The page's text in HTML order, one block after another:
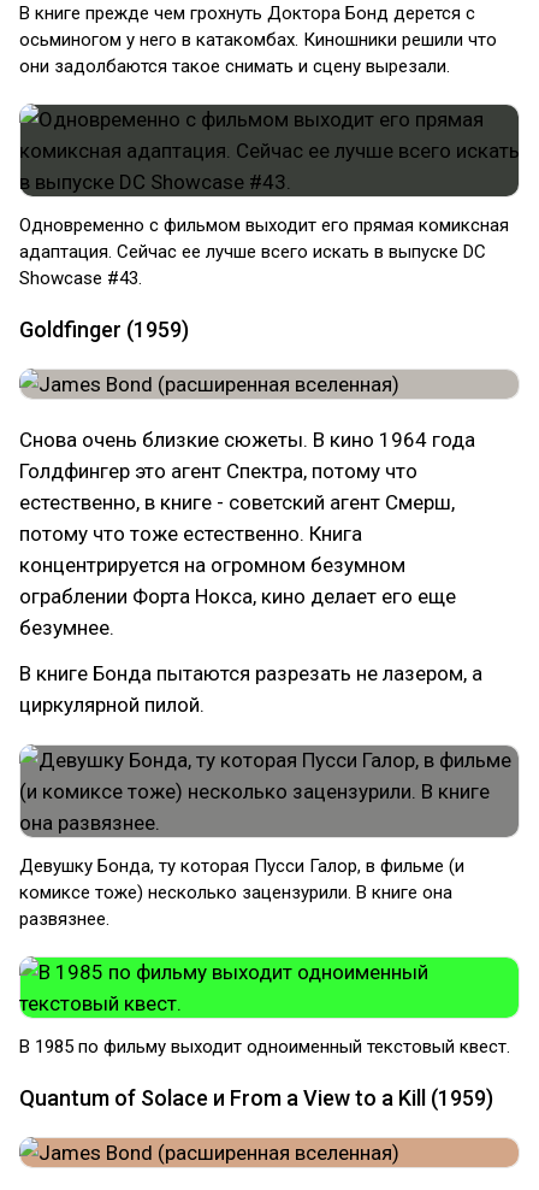
В книге прежде чем грохнуть Доктора Бонд дерется с
осьминогом у него в катакомбах. Киношники решили что
они задолбаются такое снимать и сцену вырезали.
Одновременно с фильмом выходит его прямая комиксная
адаптация. Сейчас ее лучше всего искать в выпуске DC
Showcase #43.
Goldfinger (1959)
Снова очень близкие сюжеты. В кино 1964 года
Голдфингер это агент Спектра, потому что
естественно, в книге - советский агент Смерш,
потому что тоже естественно. Книга
концентрируется на огромном безумном
ограблении Форта Нокса, кино делает его еще
безумнее.
В книге Бонда пытаются разрезать не лазером, а
циркулярной пилой.
Девушку Бонда, ту которая Пусси Галор, в фильме (и
комиксе тоже) несколько зацензурили. В книге она
развязнее.
В 1985 по фильму выходит одноименный текстовый квест.
Quantum of Solace и From a View to a Kill (1959)